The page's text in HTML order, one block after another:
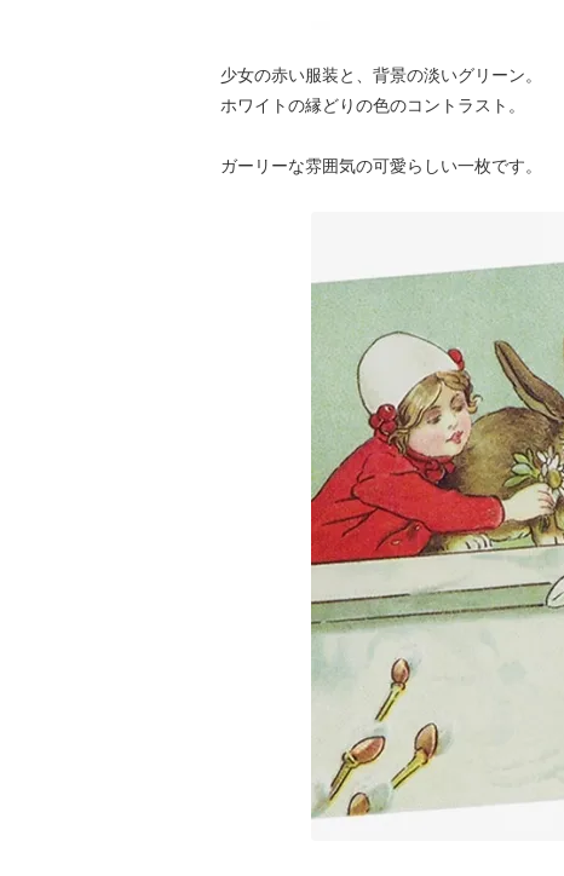
少女の赤い服装と、背景の淡いグリーン。
ホワイトの縁どりの色のコントラスト。
ガーリーな雰囲気の可愛らしい一枚です。